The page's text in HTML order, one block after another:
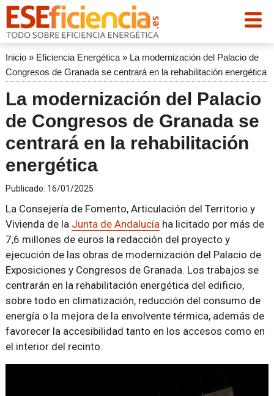
Inicio» Eficiencia Energética» La modernización del Palacio de
Congresos de Granada se centrará en la rehabilitación energética
La modernización del Palacio
de Congresos de Granada se
centrará en la rehabilitación
energética
Publicado: 16/01/2025
La Consejería de Fomento, Articulación del Territorio y
Vivienda de la Junta de Andalucíaha licitado por más de
7,6 millones de euros la redacción del proyecto y
ejecución de las obras de modernización del Palacio de
Exposiciones y Congresos de Granada. Los trabajos se
centrarán en la rehabilitación energética del edificio,
sobre todo en climatización, reducción del consumo de
energía o la mejora de la envolvente térmica, además de
favorecer la accesibilidad tanto en los accesos como en
el interior del recinto.